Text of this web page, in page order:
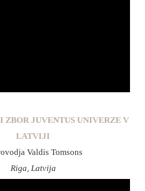
ZBOR JUVENTUS UNIVERZE V
LATVIJI
Valdis Tomsons
Riga, Latvija